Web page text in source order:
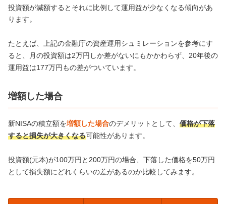
投資額が減額するとそれに比例して運用益が少なくなる傾向があ
ります。
たとえば、上記の金融庁の資産運用シュミレーションを参考にす
ると、月の投資額は2万円しか差がないにもかかわらず、20年後の
運用益は177万円もの差がついています。
増額した場合
新NISAの積立額を増額した場合のデメリットとして、 価格が下落
すると損失が大きくなる可能性があります。
投資額(元本)が100万円と200万円の場合、下落した価格を50万円
として損失額にどれくらいの差があるのか比較してみます。